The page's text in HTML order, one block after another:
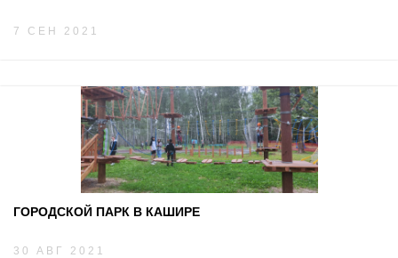
7 СЕН 2021
ГОРОДСКОЙ ПАРК В КАШИРЕ
30 АВГ 2021